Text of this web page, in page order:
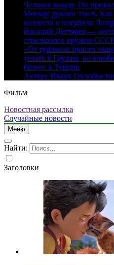
Человек вождя. Он
Москву руками зэков. Как
вознесла и погубила
Василий Дегтярев —
стрелкового оружия СССР
«От турчанок просто
уехать в Грузию, но
бизнес в Турции
Актеру Ивану
Фильм
Новостная рассылка
Случайные новости
Меню
Найти:
Заголовки